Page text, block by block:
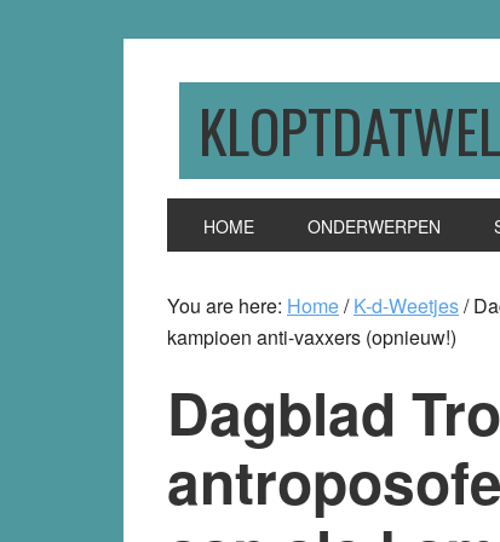
HOME ONDERWERPEN
You are here: Home/ K-d-Weetjes/
kampioen anti-vaxxers (opnieuw!)
Dagblad